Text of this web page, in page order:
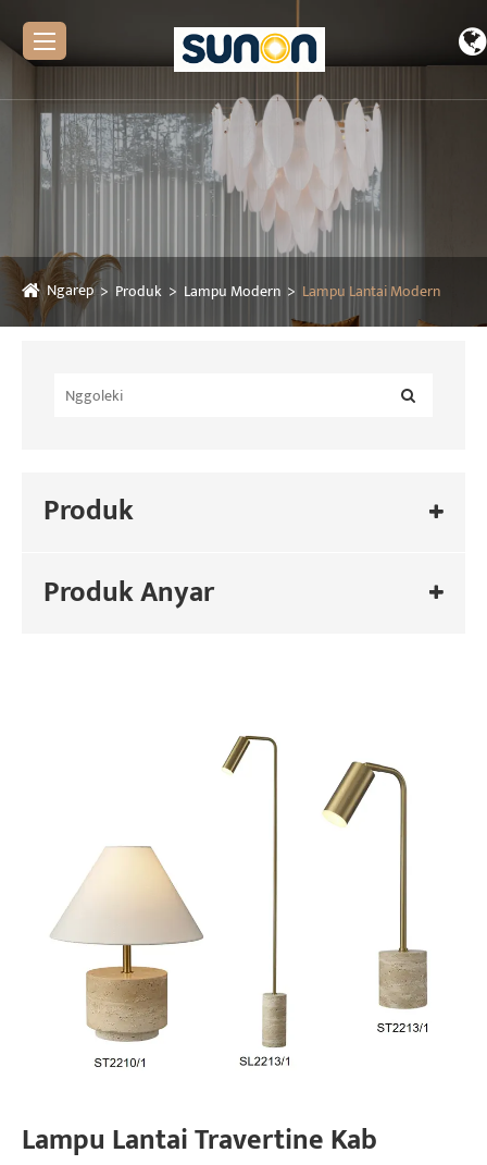
Ngarep Produk Lampu Modern Lampu Lantai Modern
Produk
Produk Anyar
Lampu Lantai Travertine Kab